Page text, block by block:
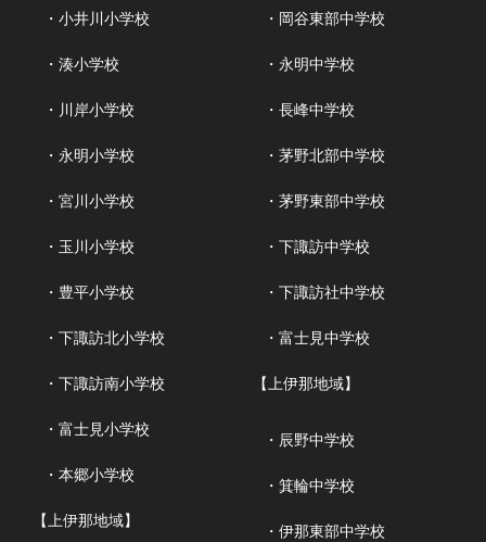
・小井川小学校
・湊小学校
・川岸小学校
・永明小学校
・宮川小学校
・玉川小学校
・豊平小学校
・下諏訪北小学校
・下諏訪南小学校
・富士見小学校
・本郷小学校
【上伊那地域】
・岡谷東部中学校
・永明中学校
・長峰中学校
・茅野北部中学校
・茅野東部中学校
・下諏訪中学校
・下諏訪社中学校
・富士見中学校
【上伊那地域】
・辰野中学校
・箕輪中学校
・伊那東部中学校